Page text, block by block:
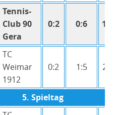
Tennis-
Club 90
Gera
0:2 0:6
TC
Weimar
1912
0:2 1:5
5. Spieltag